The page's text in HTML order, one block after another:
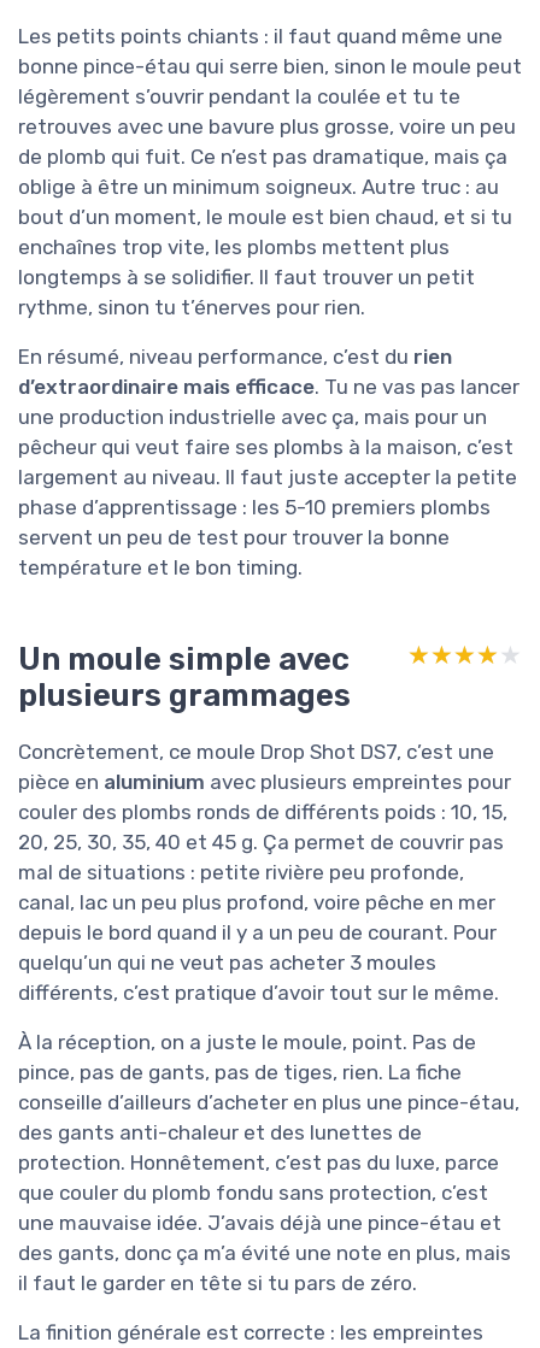
Les petits points chiants : il faut quand même une
bonne pince-étau qui serre bien, sinon le moule peut
légèrement s’ouvrir pendant la coulée et tu te
retrouves avec une bavure plus grosse, voire un peu
de plomb qui fuit. Ce n’est pas dramatique, mais ça
oblige à être un minimum soigneux. Autre truc : au
bout d’un moment, le moule est bien chaud, et si tu
enchaînes trop vite, les plombs mettent plus
longtemps à se solidifier. Il faut trouver un petit
rythme, sinon tu t’énerves pour rien.
En résumé, niveau performance, c’est du rien
d’extraordinaire mais efficace. Tu ne vas pas lancer
une production industrielle avec ça, mais pour un
pêcheur qui veut faire ses plombs à la maison, c’est
largement au niveau. Il faut juste accepter la petite
phase d’apprentissage : les 5-10 premiers plombs
servent un peu de test pour trouver la bonne
température et le bon timing.
Un moule simple avec
plusieurs grammages
★★★★★
★★★★★
Concrètement, ce moule Drop Shot DS7, c’est une
pièce en aluminium avec plusieurs empreintes pour
couler des plombs ronds de différents poids : 10, 15,
20, 25, 30, 35, 40 et 45 g. Ça permet de couvrir pas
mal de situations : petite rivière peu profonde,
canal, lac un peu plus profond, voire pêche en mer
depuis le bord quand il y a un peu de courant. Pour
quelqu’un qui ne veut pas acheter 3 moules
différents, c’est pratique d’avoir tout sur le même.
À la réception, on a juste le moule, point. Pas de
pince, pas de gants, pas de tiges, rien. La fiche
conseille d’ailleurs d’acheter en plus une pince-étau,
des gants anti-chaleur et des lunettes de
protection. Honnêtement, c’est pas du luxe, parce
que couler du plomb fondu sans protection, c’est
une mauvaise idée. J’avais déjà une pince-étau et
des gants, donc ça m’a évité une note en plus, mais
il faut le garder en tête si tu pars de zéro.
La finition générale est correcte : les empreintes